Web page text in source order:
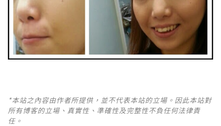
*本站之內容由作者所提供，並不代表本站的立場。因此本站對
所有博客的立場、真實性、準確性及完整性不負任何法律責
任。